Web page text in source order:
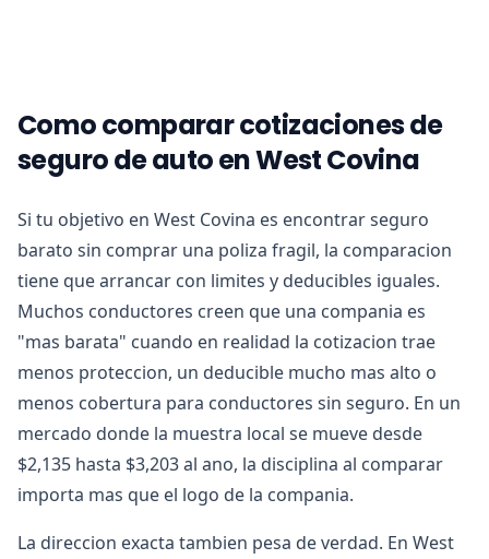
Como comparar cotizaciones de
seguro de auto en West Covina
Si tu objetivo en West Covina es encontrar seguro
barato sin comprar una poliza fragil, la comparacion
tiene que arrancar con limites y deducibles iguales.
Muchos conductores creen que una compania es
"mas barata" cuando en realidad la cotizacion trae
menos proteccion, un deducible mucho mas alto o
menos cobertura para conductores sin seguro. En un
mercado donde la muestra local se mueve desde
$2,135 hasta $3,203 al ano, la disciplina al comparar
importa mas que el logo de la compania.
La direccion exacta tambien pesa de verdad. En West